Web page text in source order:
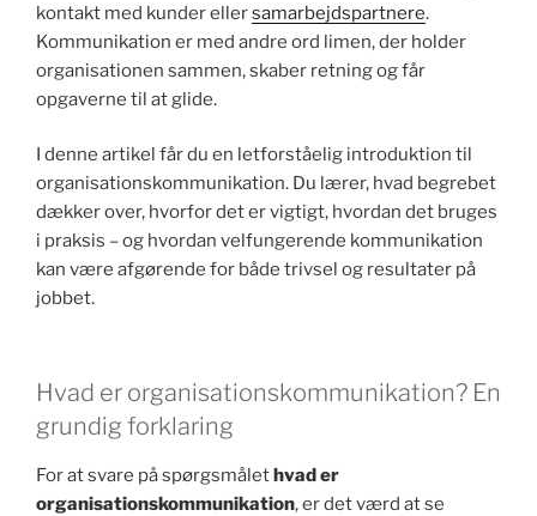
kontakt med kunder ellersamarbejdspartnere.
Kommunikation er med andre ord limen, der holder
organisationen sammen, skaber retning og får
opgaverne til at glide.
I denne artikel får du en letforståelig introduktion til
organisationskommunikation. Du lærer, hvad begrebet
dækker over, hvorfor det er vigtigt, hvordan det bruges
i praksis – og hvordan velfungerende kommunikation
kan være afgørende for både trivsel og resultater på
jobbet.
Hvad er organisationskommunikation? En
grundig forklaring
For at svare på spørgsmålethvad er
organisationskommunikation, er det værd at se